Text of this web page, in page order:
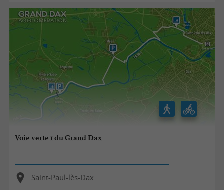
Voie verte 1 du Grand Dax
Saint-Paul-lès-Dax